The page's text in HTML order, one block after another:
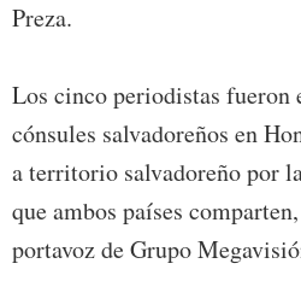
Preza.
Los cinco periodistas fueron
cónsules salvadoreños en
a territorio salvadoreño por
que ambos países
portavoz de Grupo